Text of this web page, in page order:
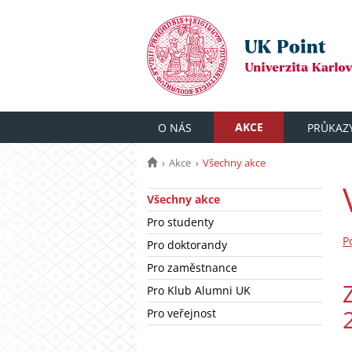
O NÁS AKCE
Akce Všechny akce
Všechny akce
Pro studenty
Pro doktorandy
Pro zaměstnance
Pro Klub Alumni UK
Pro veřejnost